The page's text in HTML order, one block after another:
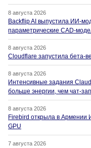
8 августа 2026
Backflip AI выпустила ИИ-
параметрические CAD-
8 августа 2026
Cloudflare запустила бета-
8 августа 2026
Интенсивные задания
больше энергии, чем чат-
8 августа 2026
Firebird открыла в Армении
GPU
7 августа 2026